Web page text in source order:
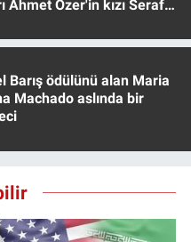
Ahmet Özer'in kızı Seraf
Barış ödülünü alan Maria
Machado aslında bir